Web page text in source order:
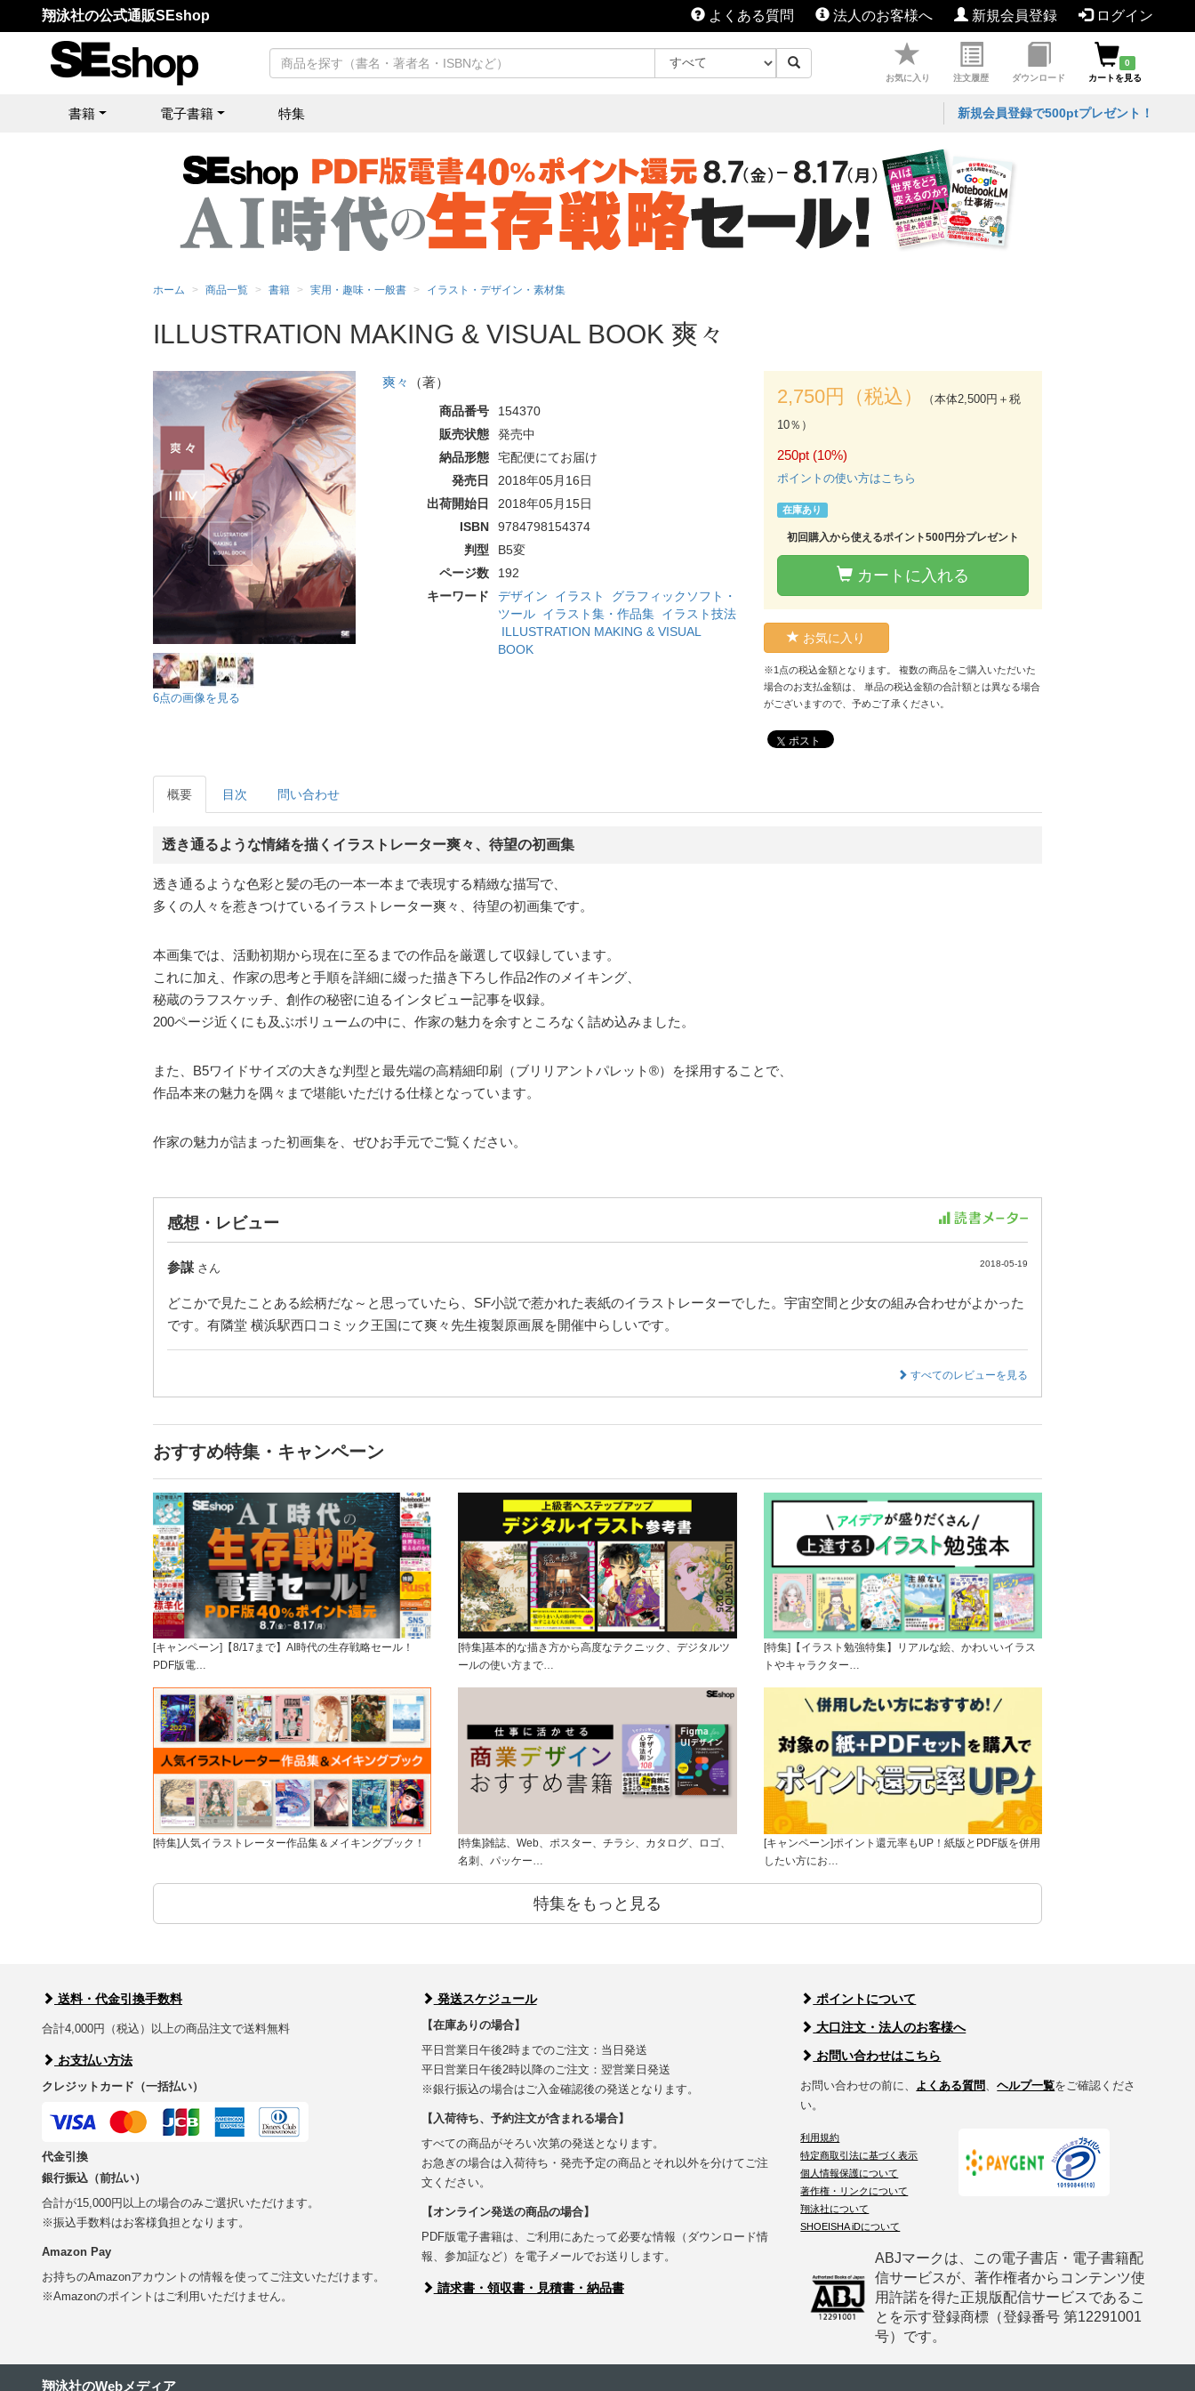
翔泳社の公式通販SEshop よくある質問 法人のお客様へ 新規会員登録 ログイン
お気に入り 注文履歴 ダウンロード
0
カートを見る
書籍 電子書籍 特集 新規会員登録で500ptプレゼント！
ホーム 商品一覧 書籍 実用・趣味・一般書 イラスト・デザイン・素材集
ILLUSTRATION MAKING & VISUAL BOOK 爽々
6点の画像を見る
爽々 （著）
商品番号
154370
販売状態
発売中
納品形態
宅配便にてお届け
発売日
2018年05月16日
出荷開始日
2018年05月15日
ISBN
9784798154374
判型
B5変
ページ数
192
キーワード
デザイン イラスト
グラフィックソフト・
ツール イラスト集・作品集 イラスト技法
ILLUSTRATION MAKING & VISUAL
BOOK
2,750円（税込）
（本体2,500円＋税
10％）
250pt (10%)
ポイントの使い方はこちら
在庫あり
初回購入から使えるポイント500円分プレゼント
カートに入れる
お気に入り
※1点の税込金額となります。 複数の商品をご購入いただいた
場合のお支払金額は、 単品の税込金額の合計額とは異なる場合
がございますので、予めご了承ください。
ポスト
概要 目次 問い合わせ
透き通るような情緒を描くイラストレーター爽々、待望の初画集
透き通るような色彩と髪の毛の一本一本まで表現する精緻な描写で、
多くの人々を惹きつけているイラストレーター爽々、待望の初画集です。
本画集では、活動初期から現在に至るまでの作品を厳選して収録しています。
これに加え、作家の思考と手順を詳細に綴った描き下ろし作品2作のメイキング、
秘蔵のラフスケッチ、創作の秘密に迫るインタビュー記事を収録。
200ページ近くにも及ぶボリュームの中に、作家の魅力を余すところなく詰め込みました。
また、B5ワイドサイズの大きな判型と最先端の高精細印刷（ブリリアントパレット®）を採用することで、
作品本来の魅力を隅々まで堪能いただける仕様となっています。
作家の魅力が詰まった初画集を、ぜひお手元でご覧ください。
感想・レビュー
参謀 さん 2018-05-19
どこかで見たことある絵柄だな～と思っていたら、SF小説で惹かれた表紙のイラストレーターでした。宇宙空間と少女の組み合わせがよかった
です。有隣堂 横浜駅西口コミック王国にて爽々先生複製原画展を開催中らしいです。
すべてのレビューを見る
おすすめ特集・キャンペーン
[キャンペーン]【8/17まで】AI時代の生存戦略セール！
PDF版電…
[特集]基本的な描き方から高度なテクニック、デジタルツ
ールの使い方まで…
[特集]【イラスト勉強特集】リアルな絵、かわいいイラス
トやキャラクター…
[特集]人気イラストレーター作品集＆メイキングブック！
[特集]雑誌、Web、ポスター、チラシ、カタログ、ロゴ、
名刺、パッケー…
[キャンペーン]ポイント還元率もUP！紙版とPDF版を併用
したい方にお…
特集をもっと見る
送料・代金引換手数料
合計4,000円（税込）以上の商品注文で送料無料
お支払い方法
クレジットカード（一括払い）
代金引換
銀行振込（前払い）
合計が15,000円以上の場合のみご選択いただけます。
※振込手数料はお客様負担となります。
Amazon Pay
お持ちのAmazonアカウントの情報を使ってご注文いただけます。
※Amazonのポイントはご利用いただけません。
発送スケジュール
【在庫ありの場合】
平日営業日午後2時までのご注文：当日発送
平日営業日午後2時以降のご注文：翌営業日発送
※銀行振込の場合はご入金確認後の発送となります。
【入荷待ち、予約注文が含まれる場合】
すべての商品がそろい次第の発送となります。
お急ぎの場合は入荷待ち・発売予定の商品とそれ以外を分けてご注
文ください。
【オンライン発送の商品の場合】
PDF版電子書籍は、ご利用にあたって必要な情報（ダウンロード情
報、参加証など）を電子メールでお送りします。
請求書・領収書・見積書・納品書
ポイントについて
大口注文・法人のお客様へ
お問い合わせはこちら
お問い合わせの前に、 よくある質問 、ヘルプ一覧をご確認くださ
い。
利用規約
特定商取引法に基づく表示
個人情報保護について
著作権・リンクについて
翔泳社について
SHOEISHA iDについて
ABJマークは、この電子書店・電子書籍配
信サービスが、著作権者からコンテンツ使
用許諾を得た正規版配信サービスであるこ
とを示す登録商標（登録番号 第12291001
号）です。
翔泳社のWebメディア